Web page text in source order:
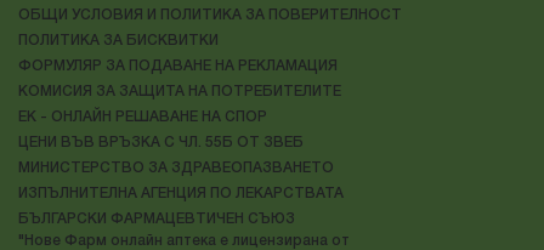
ОБЩИ УСЛОВИЯ И ПОЛИТИКА ЗА ПОВЕРИТЕЛНОСТ
ПОЛИТИКА ЗА БИСКВИТКИ
ФОРМУЛЯР ЗА ПОДАВАНЕ НА РЕКЛАМАЦИЯ
КОМИСИЯ ЗА ЗАЩИТА НА ПОТРЕБИТЕЛИТЕ
ЕК - ОНЛАЙН РЕШАВАНЕ НА СПОР
ЦЕНИ ВЪВ ВРЪЗКА С ЧЛ. 55Б ОТ ЗВЕБ
МИНИСТЕРСТВО ЗА ЗДРАВЕОПАЗВАНЕТО
ИЗПЪЛНИТЕЛНА АГЕНЦИЯ ПО ЛЕКАРСТВАТА
БЪЛГАРСКИ ФАРМАЦЕВТИЧЕН СЪЮЗ
"Нове Фарм онлайн аптека е лицензирана от